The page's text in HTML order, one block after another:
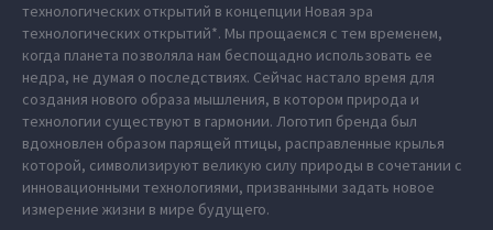
технологических открытий в концепции Новая эра
технологических открытий*. Мы прощаемся с тем временем,
когда планета позволяла нам беспощадно использовать ее
недра, не думая о последствиях. Сейчас настало время для
создания нового образа мышления, в котором природа и
технологии существуют в гармонии. Логотип бренда был
вдохновлен образом парящей птицы, расправленные крылья
которой, символизируют великую силу природы в сочетании с
инновационными технологиями, призванными задать новое
измерение жизни в мире будущего.